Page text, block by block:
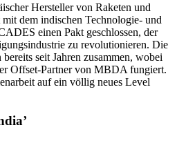
Hersteller von Raketen und
dem indischen Technologie- und
einen Pakt geschlossen, der
zu revolutionieren. Die
seit Jahren zusammen, wobei
Offset-Partner von MBDA fungiert.
auf ein völlig neues Level